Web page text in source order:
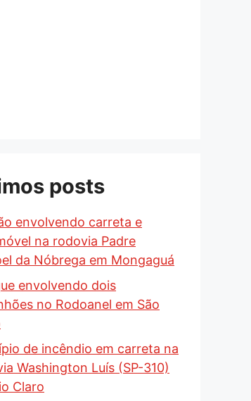
posts
envolvendo carreta e
na rodovia Padre
da Nóbrega em Mongaguá
envolvendo dois
no Rodoanel em São
de incêndio em carreta na
Washington Luís (SP-310)
Claro